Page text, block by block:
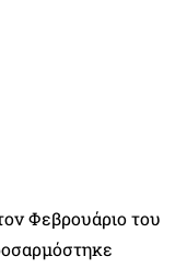
Φεβρουάριο του